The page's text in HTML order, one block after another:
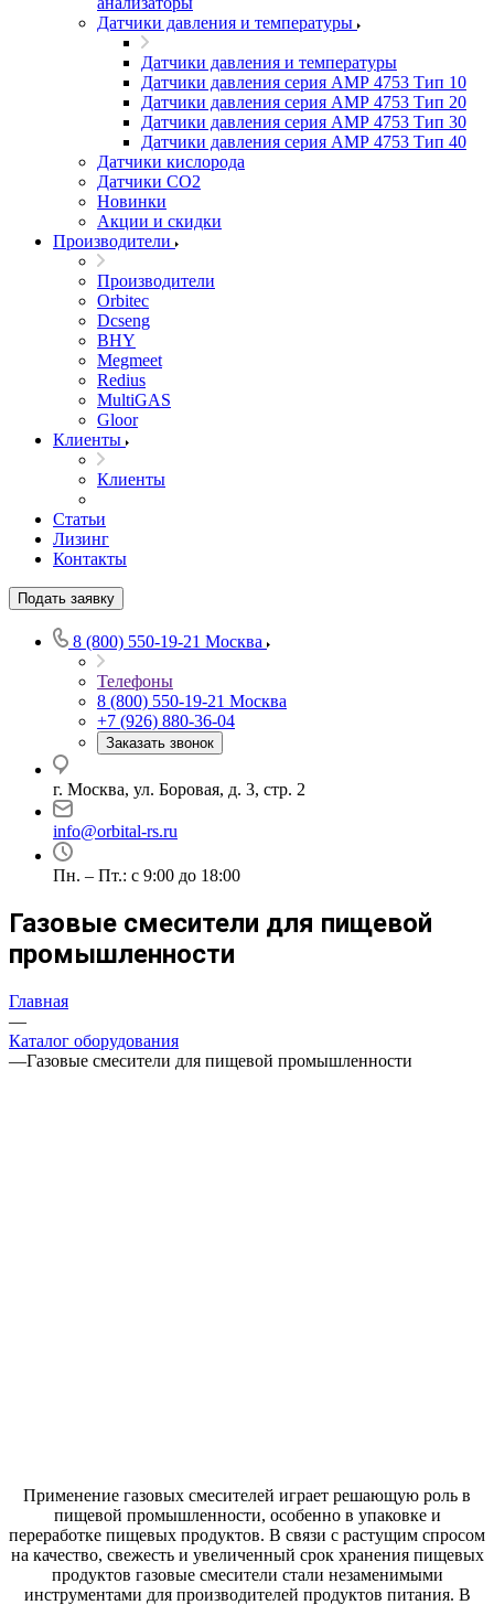
Датчики давления и температуры
Датчики давления и температуры
Датчики давления серия АМР 4753 Тип 10
Датчики давления серия АМР 4753 Тип 20
Датчики давления серия АМР 4753 Тип 30
Датчики давления серия АМР 4753 Тип 40
Датчики кислорода
Датчики CO2
Новинки
Акции и скидки
Производители
Производители
Orbitec
Dcseng
BHY
Megmeet
Redius
MultiGAS
Gloor
Клиенты
Клиенты
Статьи
Лизинг
Контакты
Подать заявку
8 (800) 550-19-21 Москва
Телефоны
8 (800) 550-19-21 Москва
+7 (926) 880-36-04
Заказать звонок
г. Москва, ул. Боровая, д. 3, стр. 2
info@orbital-rs.ru
Пн. – Пт.: с 9:00 до 18:00
Газовые смесители для пищевой
промышленности
Главная
—
Каталог оборудования
—Газовые смесители для пищевой промышленности
Применение газовых смесителей играет решающую роль в
пищевой промышленности, особенно в упаковке и
переработке пищевых продуктов. В связи с растущим спросом
на качество, свежесть и увеличенный срок хранения пищевых
продуктов газовые смесители стали незаменимыми
инструментами для производителей продуктов питания. В